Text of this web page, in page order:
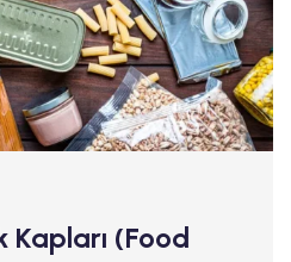
Kapları (Food